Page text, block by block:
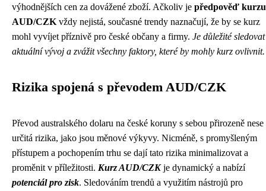
výhodnějších cen za dovážené zboží. Ačkoliv je předpověď kurzu
AUD/CZK vždy nejistá, současné trendy naznačují, že by se kurz
mohl vyvíjet příznivě pro české občany a firmy. Je důležité sledovat
aktuální vývoj a zvážit všechny faktory, které by mohly kurz ovlivnit.
Rizika spojená s převodem AUD/CZK
Převod australského dolaru na české koruny s sebou přirozeně nese
určitá rizika, jako jsou měnové výkyvy. Nicméně, s promyšleným
přístupem a pochopením trhu se dají tato rizika minimalizovat a
proměnit v příležitosti. Kurz AUD/CZKje dynamický a nabízí
potenciál pro zisk. Sledováním trendů a využitím nástrojů pro